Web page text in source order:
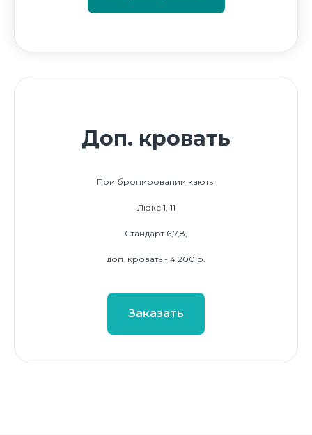
Доп. кровать
При бронировании каюты
Люкс 1, 11
Стандарт 6,7,8,
доп. кровать - 4 200 р.
Заказать